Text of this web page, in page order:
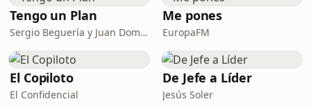
Tengo un Plan
Sergio Beguería y Juan Domínguez
Me pones
EuropaFM
El Copiloto
El Confidencial
De Jefe a Líder
Jesús Soler